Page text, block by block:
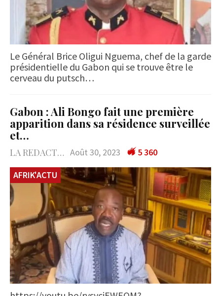
Le Général Brice Oligui Nguema, chef de la garde
présidentielle du Gabon qui se trouve être le
cerveau du putsch…
Gabon : Ali Bongo fait une première
apparition dans sa résidence surveillée
et…
LA REDACTION Août 30, 2023
5 360
AFRIK'ACTU